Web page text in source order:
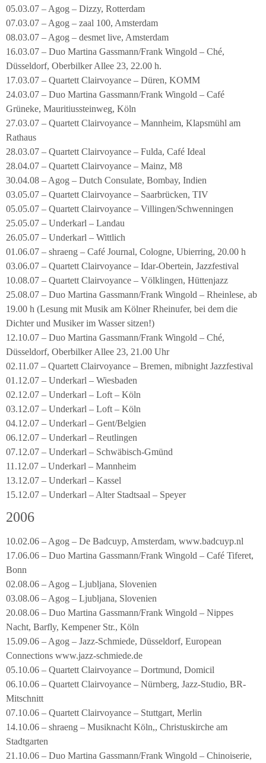
05.03.07 – Agog – Dizzy, Rotterdam
07.03.07 – Agog – zaal 100, Amsterdam
08.03.07 – Agog – desmet live, Amsterdam
16.03.07 – Duo Martina Gassmann/Frank Wingold – Ché,
Düsseldorf, Oberbilker Allee 23, 22.00 h.
17.03.07 – Quartett Clairvoyance – Düren, KOMM
24.03.07 – Duo Martina Gassmann/Frank Wingold – Café
Grüneke, Mauritiussteinweg, Köln
27.03.07 – Quartett Clairvoyance – Mannheim, Klapsmühl am
Rathaus
28.03.07 – Quartett Clairvoyance – Fulda, Café Ideal
28.04.07 – Quartett Clairvoyance – Mainz, M8
30.04.08 – Agog – Dutch Consulate, Bombay, Indien
03.05.07 – Quartett Clairvoyance – Saarbrücken, TIV
05.05.07 – Quartett Clairvoyance – Villingen/Schwenningen
25.05.07 – Underkarl – Landau
26.05.07 – Underkarl – Wittlich
01.06.07 – shraeng – Café Journal, Cologne, Ubierring, 20.00 h
03.06.07 – Quartett Clairvoyance – Idar-Obertein, Jazzfestival
10.08.07 – Quartett Clairvoyance – Völklingen, Hüttenjazz
25.08.07 – Duo Martina Gassmann/Frank Wingold – Rheinlese, ab
19.00 h (Lesung mit Musik am Kölner Rheinufer, bei dem die
Dichter und Musiker im Wasser sitzen!)
12.10.07 – Duo Martina Gassmann/Frank Wingold – Ché,
Düsseldorf, Oberbilker Allee 23, 21.00 Uhr
02.11.07 – Quartett Clairvoyance – Bremen, mibnight Jazzfestival
01.12.07 – Underkarl – Wiesbaden
02.12.07 – Underkarl – Loft – Köln
03.12.07 – Underkarl – Loft – Köln
04.12.07 – Underkarl – Gent/Belgien
06.12.07 – Underkarl – Reutlingen
07.12.07 – Underkarl – Schwäbisch-Gmünd
11.12.07 – Underkarl – Mannheim
13.12.07 – Underkarl – Kassel
15.12.07 – Underkarl – Alter Stadtsaal – Speyer
2006
10.02.06 – Agog – De Badcuyp, Amsterdam, www.badcuyp.nl
17.06.06 – Duo Martina Gassmann/Frank Wingold – Café Tiferet,
Bonn
02.08.06 – Agog – Ljubljana, Slovenien
03.08.06 – Agog – Ljubljana, Slovenien
20.08.06 – Duo Martina Gassmann/Frank Wingold – Nippes
Nacht, Barfly, Kempener Str., Köln
15.09.06 – Agog – Jazz-Schmiede, Düsseldorf, European
Connections www.jazz-schmiede.de
05.10.06 – Quartett Clairvoyance – Dortmund, Domicil
06.10.06 – Quartett Clairvoyance – Nürnberg, Jazz-Studio, BR-
Mitschnitt
07.10.06 – Quartett Clairvoyance – Stuttgart, Merlin
14.10.06 – shraeng – Musiknacht Köln,, Christuskirche am
Stadtgarten
21.10.06 – Duo Martina Gassmann/Frank Wingold – Chinoiserie,